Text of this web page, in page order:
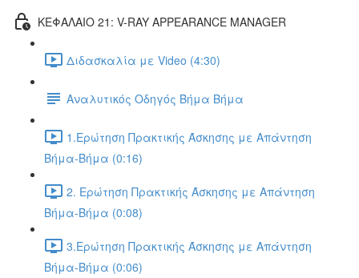
ΚΕΦΑΛΑΙΟ 21: V-RAY APPEARANCE MANAGER
Διδασκαλία με Video (4:30)
Αναλυτικός Οδηγός Βήμα Βήμα
1.Ερώτηση Πρακτικής Άσκησης με Απάντηση
Βήμα-Βήμα (0:16)
2. Ερώτηση Πρακτικής Άσκησης με Απάντηση
Βήμα-Βήμα (0:08)
3.Ερώτηση Πρακτικής Άσκησης με Απάντηση
Βήμα-Βήμα (0:06)